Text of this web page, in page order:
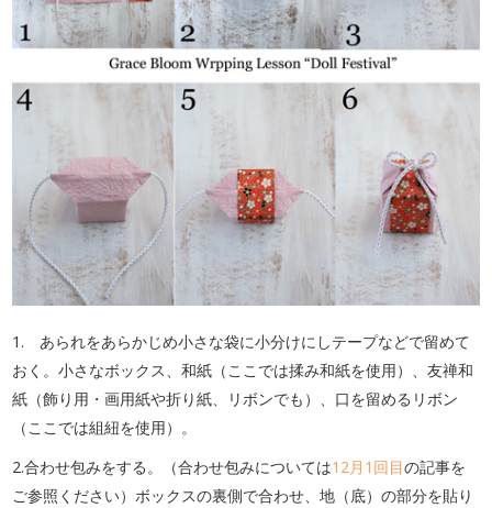
1. あられをあらかじめ小さな袋に小分けにしテープなどで留めて
おく。小さなボックス、和紙（ここでは揉み和紙を使用）、友禅和
紙（飾り用・画用紙や折り紙、リボンでも）、口を留めるリボン
（ここでは組紐を使用）。
2.合わせ包みをする。（合わせ包みについては12月1回目の記事を
ご参照ください）ボックスの裏側で合わせ、地（底）の部分を貼り